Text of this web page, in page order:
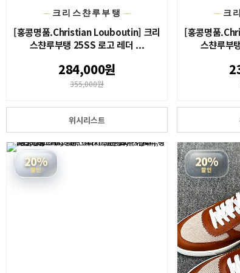
크리스챤루부탱
[홍콩명품.Christian Louboutin] 크리
스챤루부탱 25SS 로고 레더 ...
284,000원
355,000원
위시리스트
크
[홍콩명품
스챤루부
20%
할인
20%
할인